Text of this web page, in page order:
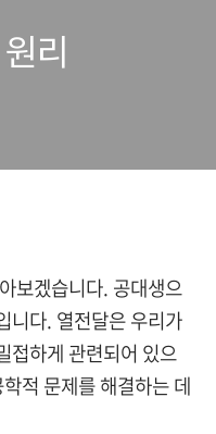
리
보겠습니다. 공대생으
니다. 열전달은 우리가
접하게 관련되어 있으
적 문제를 해결하는 데